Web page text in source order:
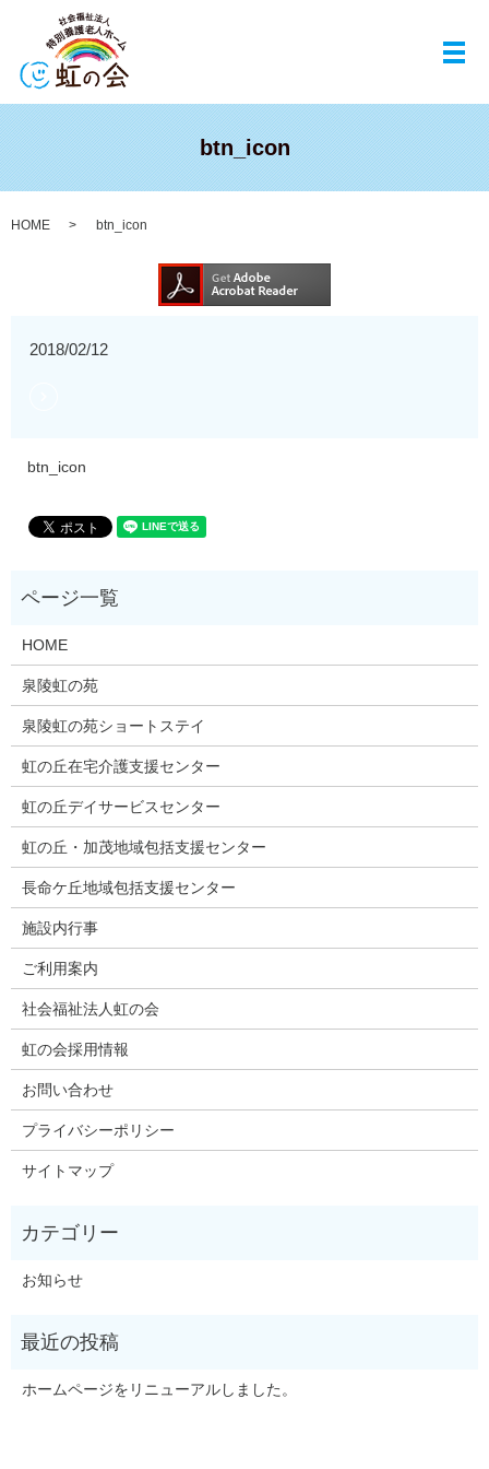
メ
btn_icon
HOME btn_icon
2018/02/12
btn_icon
HOME
泉陵虹の苑
泉陵虹の苑ショートステイ
虹の丘在宅介護支援センター
虹の丘デイサービスセンター
虹の丘・加茂地域包括支援センター
長命ケ丘地域包括支援センター
施設内行事
ご利用案内
社会福祉法人虹の会
虹の会採用情報
お問い合わせ
プライバシーポリシー
サイトマップ
お知らせ
ホームページをリニューアルしました。